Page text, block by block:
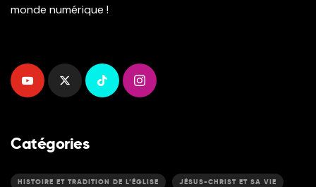
monde numérique !
Catégories
HISTOIRE ET TRADITION DE L’ÉGLISE JÉSUS-CHRIST ET SA VIE